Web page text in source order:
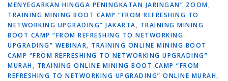
MENYEGARKAN HINGGA PENINGKATAN JARINGAN” ZOOM,
TRAINING MINING BOOT CAMP “FROM REFRESHING TO
NETWORKING UPGRADING” JAKARTA, TRAINING MINING
BOOT CAMP “FROM REFRESHING TO NETWORKING
UPGRADING” WEBINAR, TRAINING ONLINE MINING BOOT
CAMP “FROM REFRESHING TO NETWORKING UPGRADING”
MURAH, TRAINING ONLINE MINING BOOT CAMP “FROM
REFRESHING TO NETWORKING UPGRADING” ONLINE MURAH,